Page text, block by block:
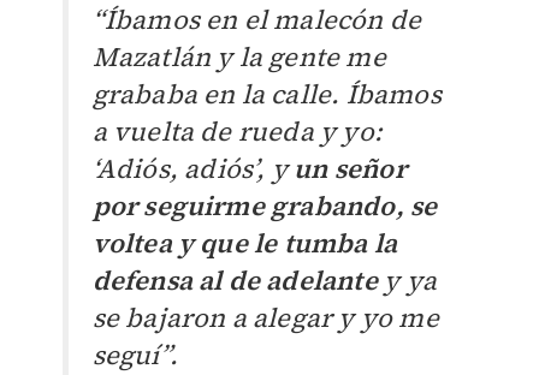
“Íbamos en el malecón de
Mazatlán y la gente me
grababa en la calle. Íbamos
a vuelta de rueda y yo:
‘Adiós, adiós’, yun señor
por seguirme grabando, se
voltea y que le tumba la
defensa al de adelantey ya
se bajaron a alegar y yo me
seguí”.